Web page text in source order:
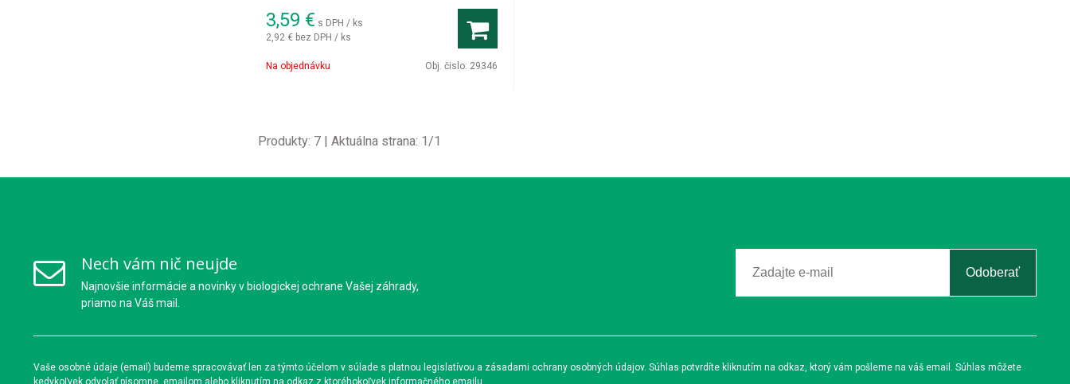
3,59 € s DPH / ks
2,92 € bez DPH / ks
Na objednávku Obj. čislo: 29346
Produkty: 7| Aktuálna strana: 1/1
Nech vám nič neujde
Najnovšie informácie a novinky v biologickej ochrane Vašej záhrady,
priamo na Váš mail.
Odoberať
Vaše osobné údaje (email) budeme spracovávať len za týmto účelom v súlade s platnou legislatívou a zásadami ochrany osobných údajov. Súhlas potvrdíte kliknutím na odkaz, ktorý vám pošleme na váš email. Súhlas môžete
kedykoľvek odvolať písomne, emailom alebo kliknutím na odkaz z ktoréhokoľvek informačného emailu.